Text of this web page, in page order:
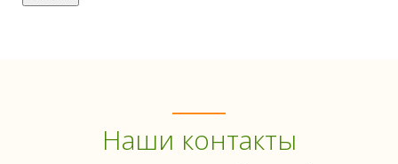
Наши контакты